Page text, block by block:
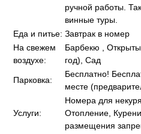
ручной работы.
винные туры.
Еда и питье: Завтрак в номер
На свежем
воздухе:
Барбекю ,
год), Сад
Парковка:
Бесплатно!
месте
Услуги:
Номера для
Отопление,
размещения